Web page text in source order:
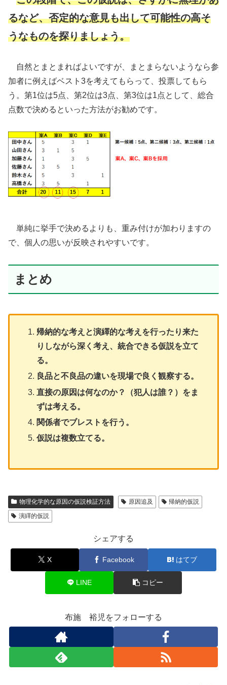
るなど、否定的な意見も出して可能性の高そ
うなものを探りましょう。
自然とまとまればよいですが、まとまらないようなら参
加者に例えばベスト3を考えてもらって、投票してもら
う。第1位は5点、第2位は3点、第3位は1点として、総合
点数で決めるといった方法がお勧めです。
単純に挙手で決めるよりも、重み付けが加わりますの
で、個人の思いが反映されやすいです。
まとめ
帰納的な考えと演繹的な考えを行ったり来た
りしながら深く考え、統合できる仮説を立て
る。
良品と不良品の違いを現場で良く観察する。
直接の原因は何なのか？（犯人は誰？）をま
ずは考える。
関係者でブレストを行う。
仮説は複数立てる。
物理化学的な原因の仮説検証方法 原因追及
帰納的仮説
演繹的仮説
シェアする
X Facebook はてブ
LINE コピー
布施 裕児をフォローする